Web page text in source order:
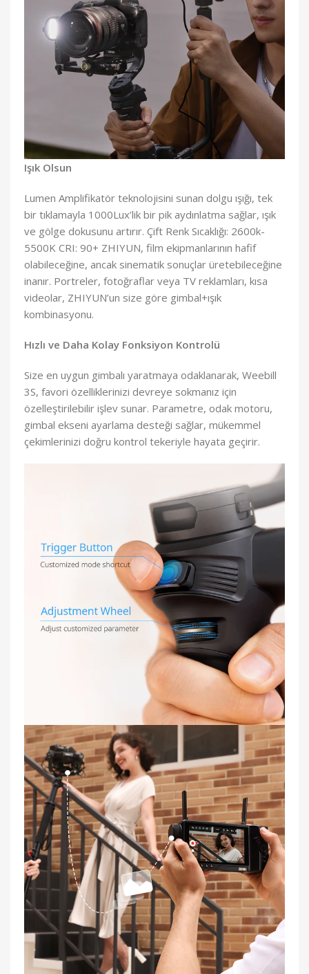
Işık Olsun
Lumen Amplifikatör teknolojisini sunan dolgu ışığı, tek
bir tıklamayla 1000Lux’lik bir pik aydınlatma sağlar, ışık
ve gölge dokusunu artırır. Çift Renk Sıcaklığı: 2600k-
5500K CRI: 90+ ZHIYUN, film ekipmanlarının hafif
olabileceğine, ancak sinematik sonuçlar üretebileceğine
inanır. Portreler, fotoğraflar veya TV reklamları, kısa
videolar, ZHIYUN’un size göre gimbal+ışık
kombinasyonu.
Hızlı ve Daha Kolay Fonksiyon Kontrolü
Size en uygun gimbalı yaratmaya odaklanarak, Weebill
3S, favori özelliklerinizi devreye sokmanız için
özelleştirilebilir işlev sunar. Parametre, odak motoru,
gimbal ekseni ayarlama desteği sağlar, mükemmel
çekimlerinizi doğru kontrol tekeriyle hayata geçirir.